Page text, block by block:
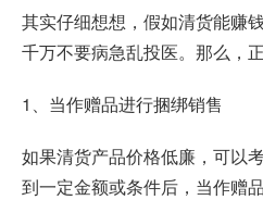
其实仔细想想，假如清货能赚
千万不要病急乱投医。那么，
1、当作赠品进行捆绑销售
如果清货产品价格低廉，可以
到一定金额或条件后，当作赠